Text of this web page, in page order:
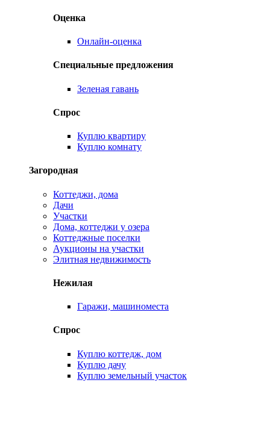
Оценка
Онлайн-оценка
Специальные предложения
Зеленая гавань
Спрос
Куплю квартиру
Куплю комнату
Загородная
Коттеджи, дома
Дачи
Участки
Дома, коттеджи у озера
Коттеджные поселки
Аукционы на участки
Элитная недвижимость
Нежилая
Гаражи, машиноместа
Спрос
Куплю коттедж, дом
Куплю дачу
Куплю земельный участок